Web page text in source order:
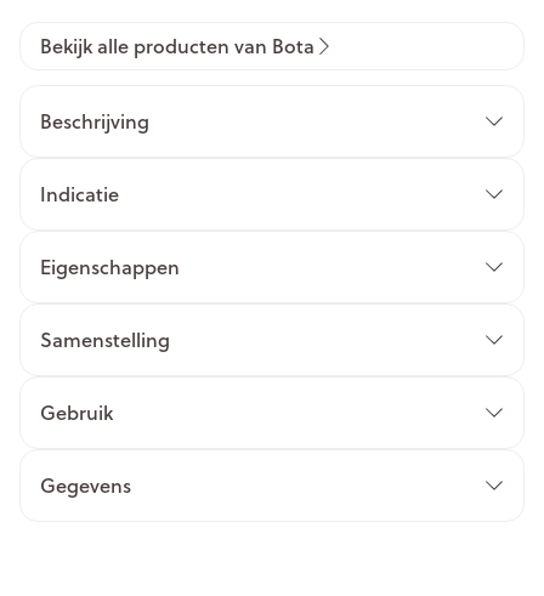
Bekijk alle producten van Bota
Beschrijving
Indicatie
Eigenschappen
Samenstelling
Gebruik
Gegevens